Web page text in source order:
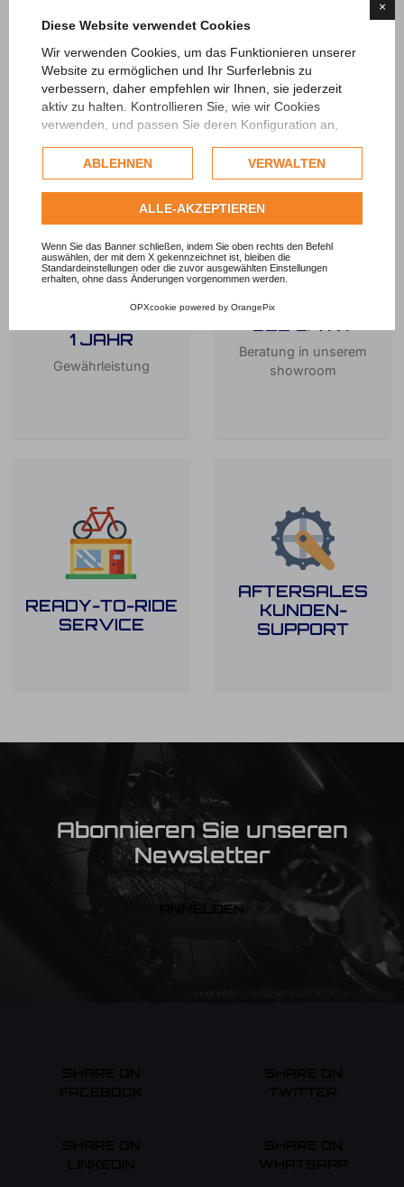
×
Diese Website verwendet Cookies
Wir verwenden Cookies, um das Funktionieren unserer
Website zu ermöglichen und Ihr Surferlebnis zu
verbessern, daher empfehlen wir Ihnen, sie jederzeit
aktiv zu halten. Kontrollieren Sie, wie wir Cookies
verwenden, und passen Sie deren Konfiguration an,
kommerzielle Cookies werden nur nach Einholung der
Zustimmung des Nutzers verwendet.
Sehen Sie sich die vollständige Cookie-Richtlinie
an.
ABLEHNEN VERWALTEN
ALLE-AKZEPTIEREN
Wenn Sie das Banner schließen, indem Sie oben rechts den Befehl
auswählen, der mit dem X gekennzeichnet ist, bleiben die
Standardeinstellungen oder die zuvor ausgewählten Einstellungen
erhalten, ohne dass Änderungen vorgenommen werden.
OPXcookie powered by OrangePix
THE BEST BIKES
FOR THE BEST
PRICE
APPROVED
1 JAHR
Gewährleistung
Beratung in unserem
showroom
READY-TO-RIDE
SERVICE
AFTERSALES
KUNDEN-
SUPPORT
Abonnieren Sie unseren
Newsletter
ANMELDEN